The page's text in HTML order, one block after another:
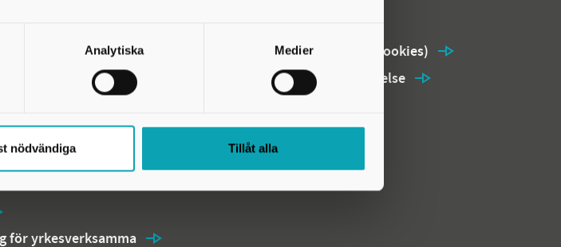
Analytiska Medier
nödvändiga Tillåt alla
och leverantörer
för yrkesverksamma
Användning av kakor (cookies)
Tillgänglighetsredogörelse